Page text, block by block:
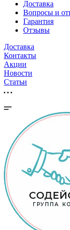
Доставка
Вопросы и
Гарантия
Отзывы
Доставка
Контакты
Акции
Новости
Cтатьи